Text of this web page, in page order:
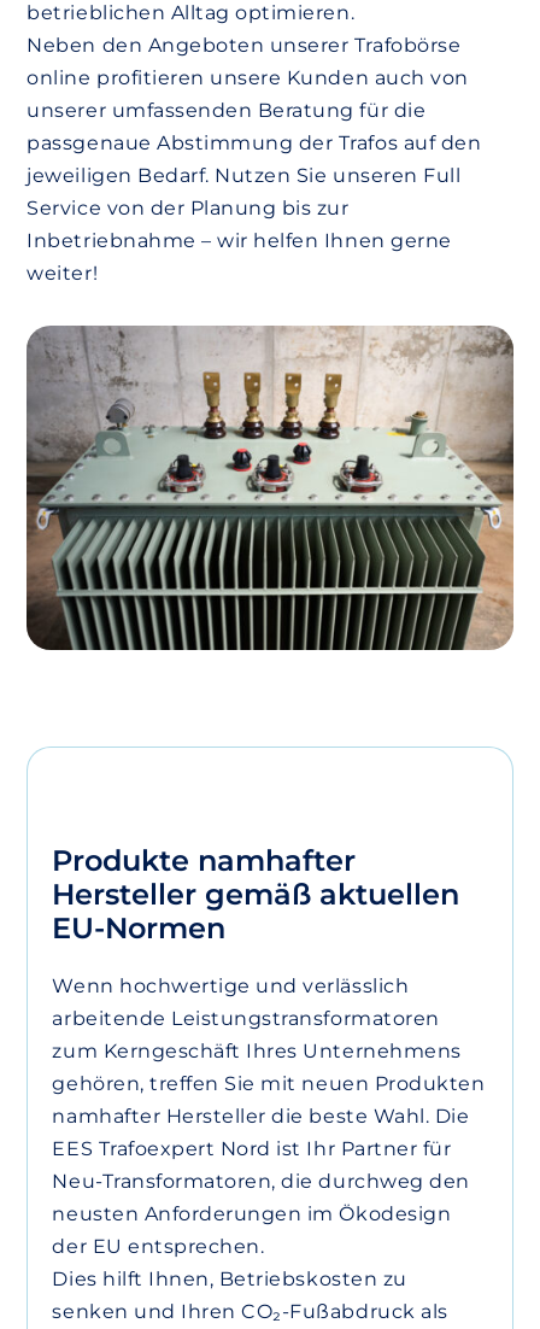
betrieblichen Alltag optimieren.
Neben den Angeboten unserer Trafobörse
online profitieren unsere Kunden auch von
unserer umfassenden Beratung für die
passgenaue Abstimmung der Trafos auf den
jeweiligen Bedarf. Nutzen Sie unseren Full
Service von der Planung bis zur
Inbetriebnahme – wir helfen Ihnen gerne
weiter!
Produkte namhafter
Hersteller gemäß aktuellen
EU-Normen
Wenn hochwertige und verlässlich
arbeitende Leistungstransformatoren
zum Kerngeschäft Ihres Unternehmens
gehören, treffen Sie mit neuen Produkten
namhafter Hersteller die beste Wahl. Die
EES Trafoexpert Nord ist Ihr Partner für
Neu-Transformatoren, die durchweg den
neusten Anforderungen im Ökodesign
der EU entsprechen.
Dies hilft Ihnen, Betriebskosten zu
senken und Ihren CO₂-Fußabdruck als